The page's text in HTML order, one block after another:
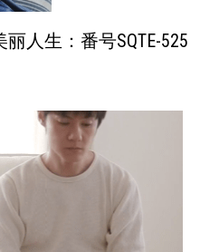
人生：番号SQTE-525